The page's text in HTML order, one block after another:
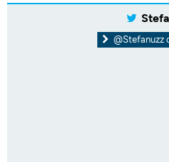
@Stefanuzz